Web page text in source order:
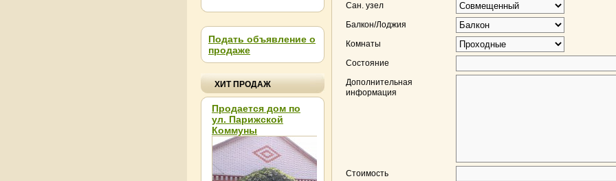
Агентство недвижимости в Пензе. ООО “Семиключье”
О нас Новые товары
Подать объявление о
продаже
ХИТ ПРОДАЖ
Продается дом по
ул. Парижской
Коммуны
Сан. узел
Балкон/Лоджия
Комнаты
Состояние
Дополнительная
информация
Стоимость